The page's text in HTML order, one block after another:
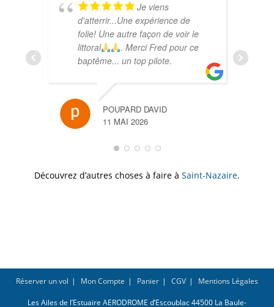
Je viens
d'atterrir...Une expérience de
folie! Une autre façon de voir le
littoral
. Merci Fred pour ce
baptême... un top pilote.
POUPARD DAVID
11 MAI 2026
Découvrez d’autres choses à faire à Saint-Nazaire.
Réserver un vol Mon Compte Panier CGV Mentions Légales
Les Ailes de l’Estuaire AERODROME d’Escoublac 44500 La Baule-